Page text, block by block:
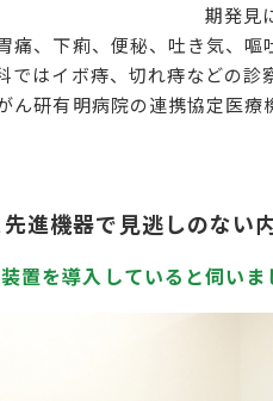
期発見
痛、下痢、便秘、吐き気、
ではイボ痔、切れ痔などの
ん研有明病院の連携協定医
進機器で見逃しのない
置を導入していると伺いま